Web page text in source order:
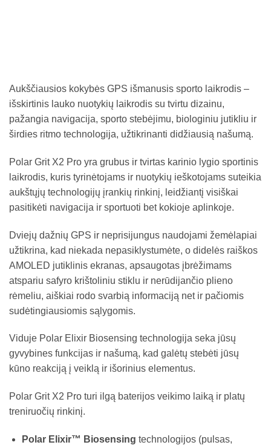
Aukščiausios kokybės GPS išmanusis sporto laikrodis –
išskirtinis lauko nuotykių laikrodis su tvirtu dizainu,
pažangia navigacija, sporto stebėjimu, biologiniu jutikliu ir
širdies ritmo technologija, užtikrinanti didžiausią našumą.
Polar Grit X2 Pro yra grubus ir tvirtas karinio lygio sportinis
laikrodis, kuris tyrinėtojams ir nuotykių ieškotojams suteikia
aukštųjų technologijų įrankių rinkinį, leidžiantį visiškai
pasitikėti navigacija ir sportuoti bet kokioje aplinkoje.
Dviejų dažnių GPS ir neprisijungus naudojami žemėlapiai
užtikrina, kad niekada nepasiklystumėte, o didelės raiškos
AMOLED jutiklinis ekranas, apsaugotas įbrėžimams
atspariu safyro krištoliniu stiklu ir nerūdijančio plieno
rėmeliu, aiškiai rodo svarbią informaciją net ir pačiomis
sudėtingiausiomis sąlygomis.
Viduje Polar Elixir Biosensing technologija seka jūsų
gyvybines funkcijas ir našumą, kad galėtų stebėti jūsų
kūno reakciją į veiklą ir išorinius elementus.
Polar Grit X2 Pro turi ilgą baterijos veikimo laiką ir platų
treniruočių rinkinį.
Polar Elixir™ Biosensing technologijos (pulsas,